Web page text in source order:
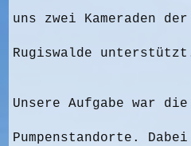
uns zwei Kameraden
Rugiswalde
Unsere Aufgabe war
Pumpenstandorte.